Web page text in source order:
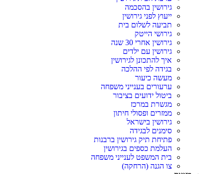
גירושין בהסכמה
ייעוץ לפני גירושין
תביעה לשלום בית
גירושי הייטק
גירושין אחרי 30 שנה
גירושין עם ילדים
איך להתכונן לגירושין
בגידה לפי ההלכה
מעשה כיעור
ערעורים בענייני משפחה
ביטול ידועים בציבור
מגשרת במרכז
ממזרים ופסולי חיתון
גירושין בישראל
סימנים לבגידה
פתיחת תיק גירושין ברבנות
העלמת כספים בגירושין
בית המשפט לענייני משפחה
צו הגנה (הרחקה)